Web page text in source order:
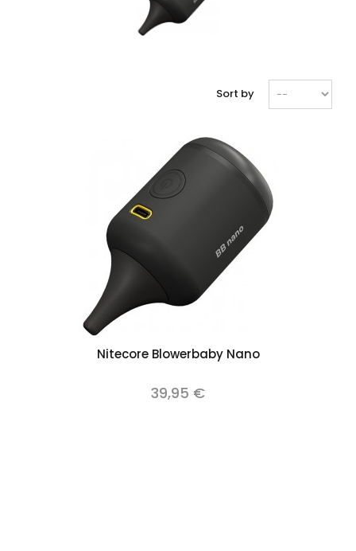
Sort by
Nitecore Blowerbaby Nano
39,95 €